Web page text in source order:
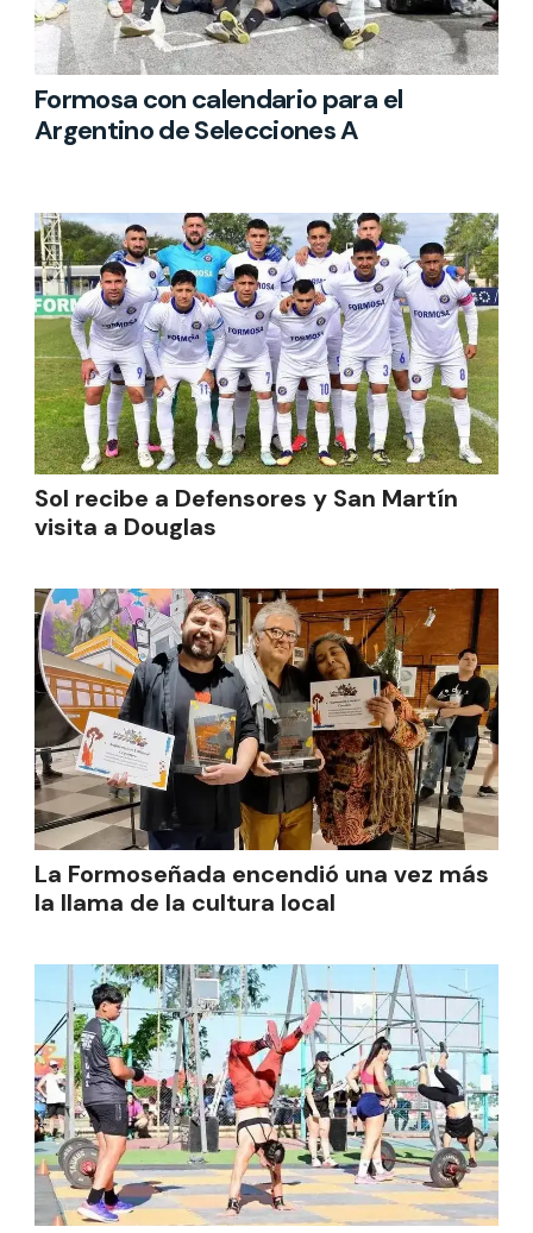
Formosa con calendario para el
Argentino de Selecciones A
Sol recibe a Defensores y San Martín
visita a Douglas
La Formoseñada encendió una vez más
la llama de la cultura local